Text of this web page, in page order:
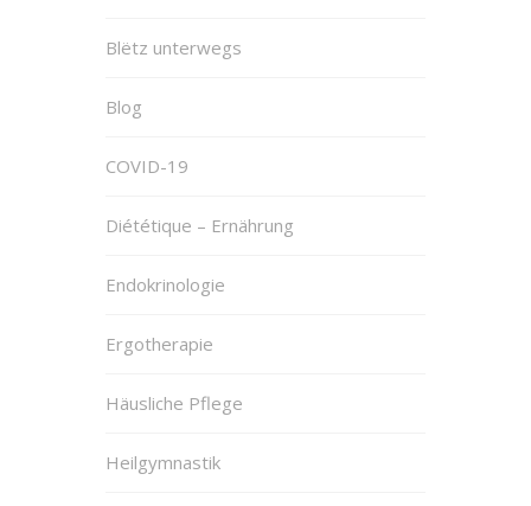
Blëtz unterwegs
Blog
COVID-19
Diététique – Ernährung
Endokrinologie
Ergotherapie
Häusliche Pflege
Heilgymnastik